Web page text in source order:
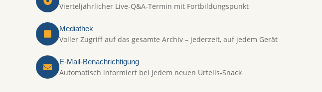
Vierteljährlicher Live-Q&A-Termin mit Fortbildungspunkt
Mediathek
Voller Zugriff auf das gesamte Archiv – jederzeit, auf jedem Gerät
E-Mail-Benachrichtigung
Automatisch informiert bei jedem neuen Urteils-Snack